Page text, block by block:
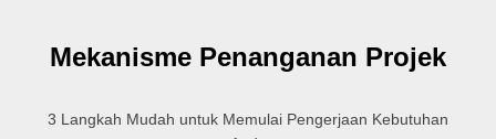
Mekanisme Penanganan Projek
3 Langkah Mudah untuk Memulai Pengerjaan Kebutuhan